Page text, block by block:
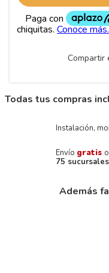
Compartir
Todas tus compras
Instalación,
Envío gratis
75 sucursales
Además